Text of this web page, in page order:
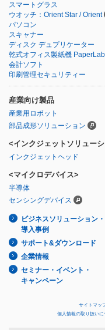
スマートグラス
ウオッチ：Orient Star / Orient
パソコン
スキャナー
ディスク デュプリケーター
乾式オフィス製紙機 PaperLab
会計ソフト
印刷管理セキュリティー
産業向け製品
産業用ロボット
部品成形ソリューション
<インクジェットソリュー
インクジェットヘッド
<マイクロデバイス>
半導体
センシングデバイス
ビジネスソリューション・
導入事例
サポート&ダウンロード
企業情報
セミナー・イベント・
キャンペーン
サイトマッ
個人情報の取り扱い